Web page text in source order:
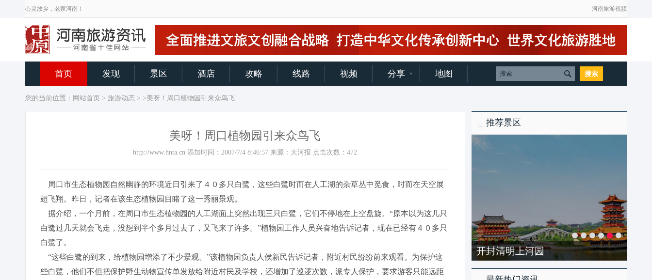
心灵故乡，老家河南！ 河南旅游视频
首页 发现 景区 酒店 攻略 线路 视频 分享 地图
您的当前位置： 网站首页 > 旅游动态 > >美呀！周口植物园引来众鸟飞
美呀！周口植物园引来众鸟飞
http://www.hnta.cn 添加时间：2007/7/4 8:46:57 来源：大河报 点击次数： 472
周口市生态植物园自然幽静的环境近日引来了４０多只白鹭，这些白鹭时而在人工湖的杂草丛中觅食，时而在天空展
翅飞翔。昨日，记者在该生态植物园目睹了这一秀丽景观。
据介绍，一个月前，在周口市生态植物园的人工湖面上突然出现三只白鹭，它们不停地在上空盘旋。“原本以为这几只
白鹭过几天就会飞走，没想到半个多月过去了，又飞来了许多。”植物园工作人员兴奋地告诉记者，现在已经有４０多只
白鹭了。
“这些白鹭的到来，给植物园增添了不少景观。”该植物园负责人侯新民告诉记者，附近村民纷纷前来观看。为保护这
些白鹭，他们不但把保护野生动物宣传单发放给附近村民及学校，还增加了巡逻次数，派专人保护，要求游客只能远距
推荐景区
开封清明上河园